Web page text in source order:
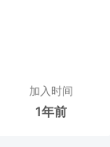
加入时间
1年前